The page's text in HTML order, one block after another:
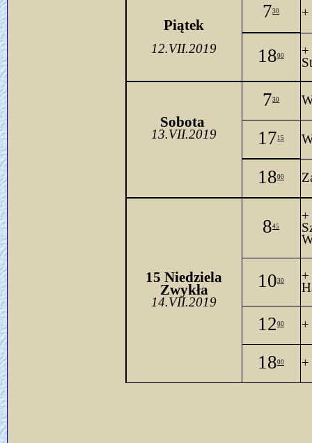
Piątek
12.VII.2019
730 +
1800
+
Sobota
13.VII.2019
730
1715
1800
15 Niedziela
Zwykła
14.VII.2019
845
1030
1200 +
1800 +